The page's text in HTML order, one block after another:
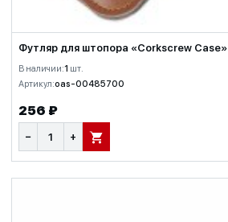
Футляр для штопора «Corkscrew Case»
В наличии:1 шт.
Артикул:oas-00485700
256 ₽
− + В КОРЗИНУ